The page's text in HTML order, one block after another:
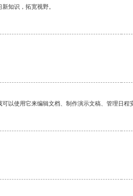
知识，拓宽视野。
以使用它来编辑文档、制作演示文稿、管理日程